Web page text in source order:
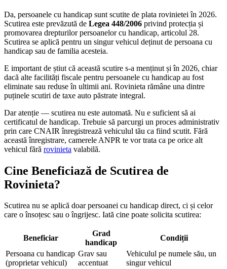
Da, persoanele cu handicap sunt scutite de plata rovinietei în 2026.
Scutirea este prevăzută de Legea 448/2006 privind protecția și
promovarea drepturilor persoanelor cu handicap, articolul 28.
Scutirea se aplică pentru un singur vehicul deținut de persoana cu
handicap sau de familia acesteia.
E important de știut că această scutire s-a menținut și în 2026, chiar
dacă alte facilități fiscale pentru persoanele cu handicap au fost
eliminate sau reduse în ultimii ani. Rovinieta rămâne una dintre
puținele scutiri de taxe auto păstrate integral.
Dar atenție — scutirea nu este automată. Nu e suficient să ai
certificatul de handicap. Trebuie să parcurgi un proces administrativ
prin care CNAIR înregistrează vehiculul tău ca fiind scutit. Fără
această înregistrare, camerele ANPR te vor trata ca pe orice alt
vehicul fără rovinieta valabilă.
Cine Beneficiază de Scutirea de
Rovinieta?
Scutirea nu se aplică doar persoanei cu handicap direct, ci și celor
care o însoțesc sau o îngrijesc. Iată cine poate solicita scutirea:
Beneficiar
Grad
handicap
Condiții
Persoana cu handicap
(proprietar vehicul)
Grav sau
accentuat
Vehiculul pe numele său, un
singur vehicul